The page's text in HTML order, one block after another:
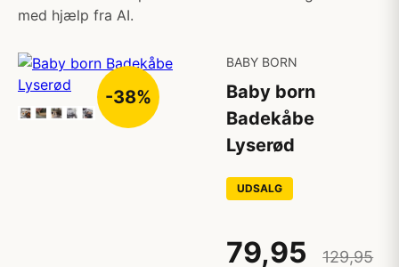
med hjælp fra AI.
-38%
BABY BORN
Baby born
Badekåbe
Lyserød
UDSALG
79,95
129,95